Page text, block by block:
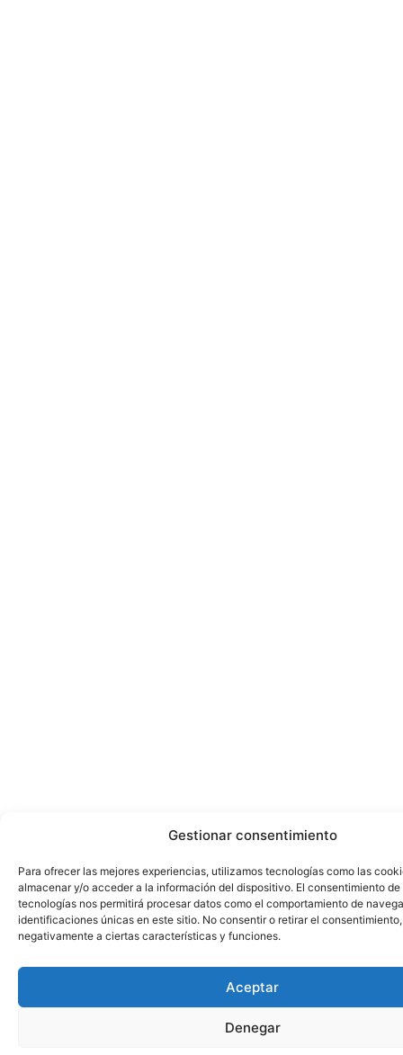
Gestionar consentimiento
Para ofrecer las mejores experiencias, utilizamos tecnologías como las
almacenar y/o acceder a la información del dispositivo. El consentimiento de
tecnologías nos permitirá procesar datos como el comportamiento de
identificaciones únicas en este sitio. No consentir o retirar el
negativamente a ciertas características y funciones.
Aceptar
Denegar